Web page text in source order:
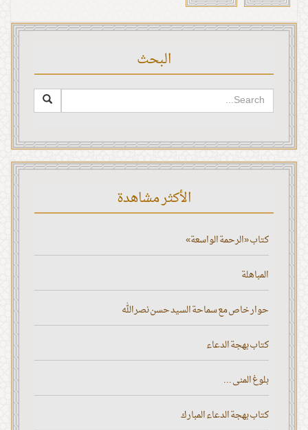
البحث
الأكثر مشاهدة
كتاب «الرحمة الواسعة»
المباهلة
حوار خاص مع سماحة السيد حسن نصر الله
كتاب بهجة الدعاء
بلوغ المنى ...
كتاب بهجة الدعاء المبارك